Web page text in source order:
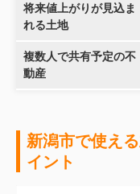
将来値上がりが見込ま
れる土地
複数人で共有予定の不
動産
新潟市で使え
イント